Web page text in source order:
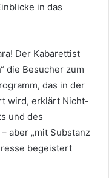
in das
Der Kabarettist
die Besucher zum
das in der
wird, erklärt Nicht-
und des
aber „mit Substanz
begeistert